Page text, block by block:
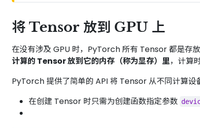
将 Tensor 放到 GPU 上
在没有涉及 GPU 时，PyTorch 所有 Tensor 都是存
计算的 Tensor 放到它的内存（称为显存）里，计算
PyTorch 提供了简单的 API 将 Tensor 从不同计算设
在创建 Tensor 时只需为创建函数指定参数